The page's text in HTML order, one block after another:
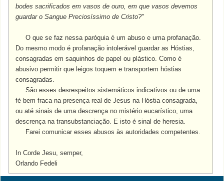
bodes sacrificados em vasos de ouro, em que vasos devemos
guardar o Sangue Preciosíssimo de Cristo?"
O que se faz nessa paróquia é um abuso e uma profanação.
Do mesmo modo é profanação intolerável guardar as Hóstias,
consagradas em saquinhos de papel ou plástico. Como é
abusivo permitir que leigos toquem e transportem hóstias
consagradas.
São esses desrespeitos sistemáticos indicativos ou de uma
fé bem fraca na presença real de Jesus na Hóstia consagrada,
ou até sinais de uma descrença no mistério eucarístico, uma
descrença na transubstanciação. E isto é sinal de heresia.
Farei comunicar esses abusos às autoridades competentes.
In Corde Jesu, semper,
Orlando Fedeli